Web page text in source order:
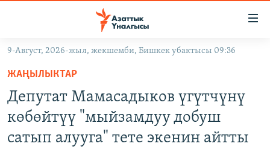
Навигацияга
өтүңүз
Издөөгө
салыңызКЫРГЫЗСТАН
ДҮЙНӨ
9-Август, 2026-жыл, жекшемби, Бишкек убактысы 09:36
ЖАҢЫЛЫКТАР
Депутат Мамасадыков үгүтчүнү
көбөйтүү "мыйзамдуу добуш
сатып алууга" тете экенин айтты